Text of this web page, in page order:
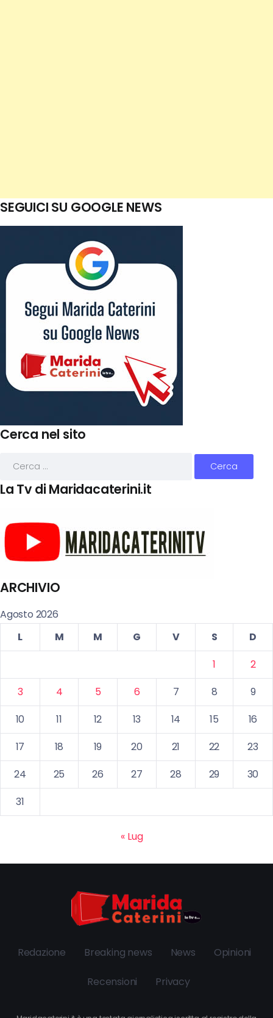
SEGUICI SU GOOGLE NEWS
Cerca nel sito
La Tv di Maridacaterini.it
ARCHIVIO
Agosto 2026
L
M M G V S
D
1
2
3
4 5 6 7 8
9
10
11 12 13 14 15
16
17
18 19 20 21 22
23
24
25 26 27 28 29
30
31
« Lug
Redazione Breaking news News Opinioni
Recensioni Privacy